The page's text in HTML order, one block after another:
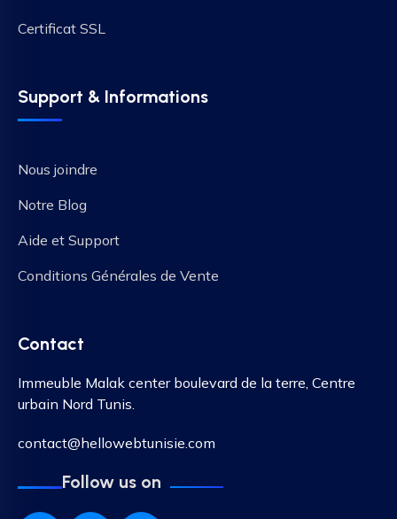
Certificat SSL
Support & Informations
Nous joindre
Notre Blog
Aide et Support
Conditions Générales de Vente
Contact
Immeuble Malak center boulevard de la terre, Centre
urbain Nord Tunis.
contact@hellowebtunisie.com
Follow us on